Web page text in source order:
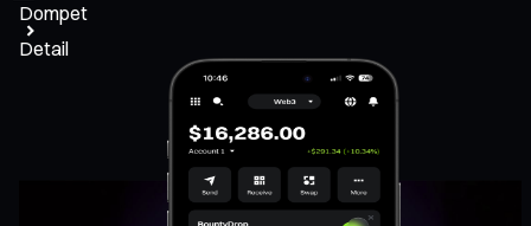
Dompet
Detail